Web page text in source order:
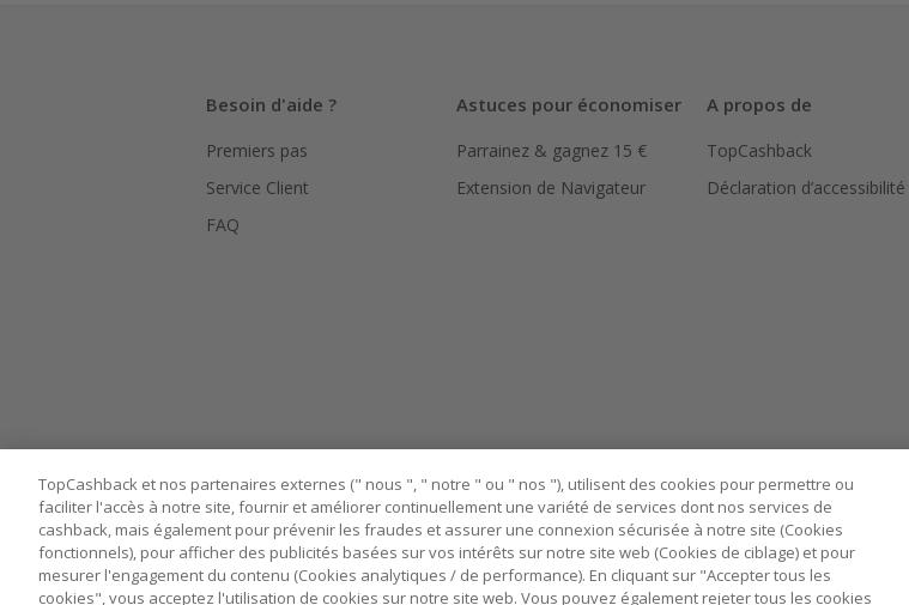
Besoin d'aide ?
Premiers pas
Service Client
FAQ
Astuces pour économiser
Parrainez & gagnez 15 €
Extension de Navigateur
A propos de
TopCashback
Déclaration d’accessibilité
TopCashback et nos partenaires externes (" nous ", " notre " ou " nos "), utilisent des cookies pour permettre ou
faciliter l'accès à notre site, fournir et améliorer continuellement une variété de services dont nos services de
cashback, mais également pour prévenir les fraudes et assurer une connexion sécurisée à notre site (Cookies
fonctionnels), pour afficher des publicités basées sur vos intérêts sur notre site web (Cookies de ciblage) et pour
mesurer l'engagement du contenu (Cookies analytiques / de performance). En cliquant sur "Accepter tous les
cookies", vous acceptez l'utilisation de cookies sur notre site web. Vous pouvez également rejeter tous les cookies